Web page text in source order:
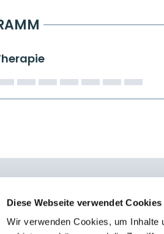
Diese Webseite verwendet Cookies
Wir verwenden Cookies, um Inhalte
6